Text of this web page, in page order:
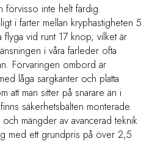
förvisso inte helt färdig.
i farter mellan kryphastigheten 5
vid runt 17 knop, vilket är
i våra farleder ofta
Förvaringen ombord är
låga sargkanter och platta
att man sitter på snarare än i
säkerhetsbälten monterade.
mängder av avancerad teknik
med ett grundpris på över 2,5